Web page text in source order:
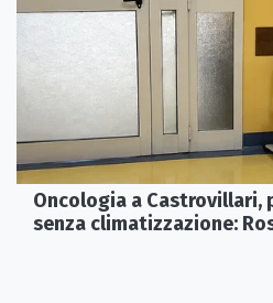
Oncologia a
senza climatizzazione: